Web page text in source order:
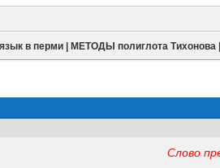
в перми | МЕТОДЫ полиглота Тихонова
Слово